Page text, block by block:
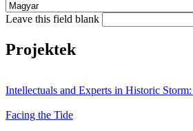
Leave this field blank
Projektek
Intellectuals and Experts in Historic
Facing the Tide